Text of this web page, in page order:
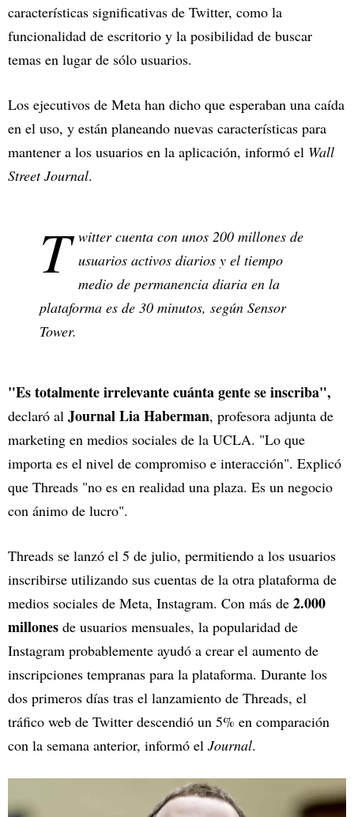
características significativas de Twitter, como la
funcionalidad de escritorio y la posibilidad de buscar
temas en lugar de sólo usuarios.
Los ejecutivos de Meta han dicho que esperaban una caída
en el uso, y están planeando nuevas características para
mantener a los usuarios en la aplicación, informó el Wall
Street Journal.
T witter cuenta con unos 200 millones de
usuarios activos diarios y el tiempo
medio de permanencia diaria en la
plataforma es de 30 minutos, según Sensor
Tower.
"Es totalmente irrelevante cuánta gente se inscriba",
declaró al Journal Lia Haberman, profesora adjunta de
marketing en medios sociales de la UCLA. "Lo que
importa es el nivel de compromiso e interacción". Explicó
que Threads "no es en realidad una plaza. Es un negocio
con ánimo de lucro".
Threads se lanzó el 5 de julio, permitiendo a los usuarios
inscribirse utilizando sus cuentas de la otra plataforma de
medios sociales de Meta, Instagram. Con más de 2.000
millones de usuarios mensuales, la popularidad de
Instagram probablemente ayudó a crear el aumento de
inscripciones tempranas para la plataforma. Durante los
dos primeros días tras el lanzamiento de Threads, el
tráfico web de Twitter descendió un 5% en comparación
con la semana anterior, informó el Journal.